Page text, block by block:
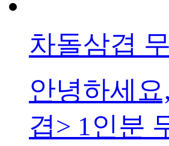
차돌삼겹
안녕하세
겹> 1인분